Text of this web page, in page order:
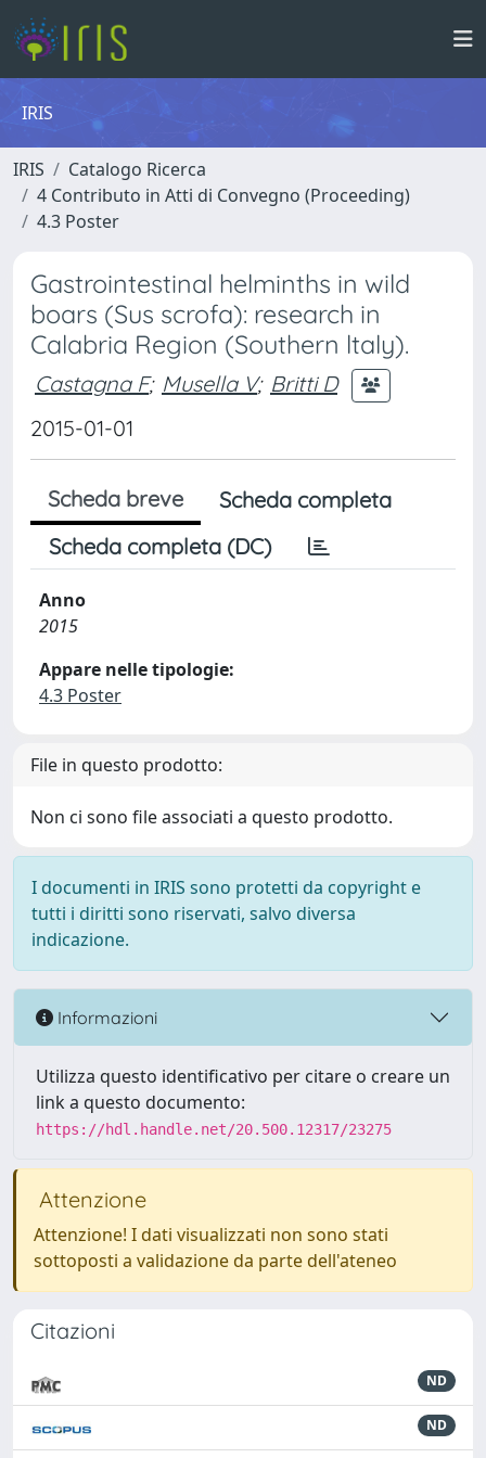
IRIS
IRIS
Catalogo Ricerca
4 Contributo in Atti di Convegno (Proceeding)
4.3 Poster
Gastrointestinal helminths in wild
boars (Sus scrofa): research in
Calabria Region (Southern ltaly).
Castagna F; Musella V; Britti D
2015-01-01
Scheda breve
Scheda completa
Scheda completa (DC)
Anno
2015
Appare nelle tipologie:
4.3 Poster
File in questo prodotto:
Non ci sono file associati a questo prodotto.
I documenti in IRIS sono protetti da copyright e
tutti i diritti sono riservati, salvo diversa
indicazione.
Informazioni
Utilizza questo identificativo per citare o creare un
link a questo documento:
https://hdl.handle.net/20.500.12317/23275
Attenzione
Attenzione! I dati visualizzati non sono stati
sottoposti a validazione da parte dell'ateneo
Citazioni
ND
ND